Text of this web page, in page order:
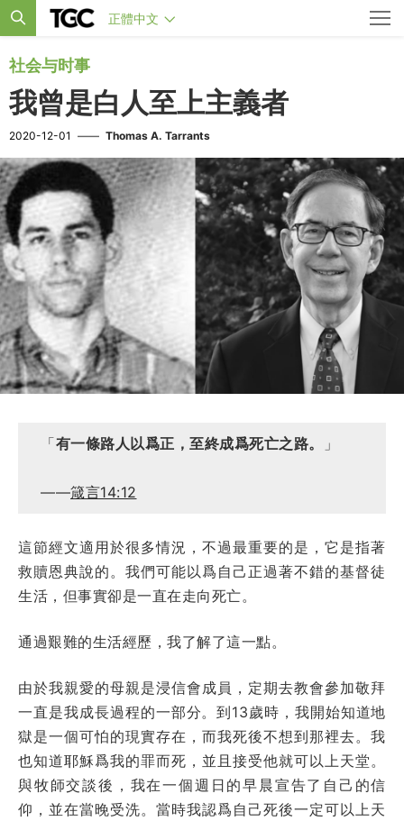
正體中文
社会与时事
我曾是白人至上主義者
2020-12-01 —— Thomas A. Tarrants
「有一條路人以爲正，至終成爲死亡之路。 」
——箴言14:12
這節經文適用於很多情況，不過最重要的是，它是指著
救贖恩典說的。我們可能以爲自己正過著不錯的基督徒
生活，但事實卻是一直在走向死亡。
通過艱難的生活經歷，我了解了這一點。
由於我親愛的母親是浸信會成員，定期去教會參加敬拜
一直是我成長過程的一部分。到13歲時，我開始知道地
獄是一個可怕的現實存在，而我死後不想到那裡去。我
也知道耶穌爲我的罪而死，並且接受他就可以上天堂。
與牧師交談後，我在一個週日的早晨宣告了自己的信
仰，並在當晚受洗。當時我認爲自己死後一定可以上天